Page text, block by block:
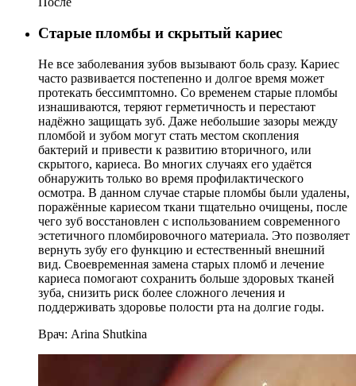
Старые пломбы и скрытый кариес
Не все заболевания зубов вызывают боль сразу. Кариес
часто развивается постепенно и долгое время может
протекать бессимптомно. Со временем старые пломбы
изнашиваются, теряют герметичность и перестают
надёжно защищать зуб. Даже небольшие зазоры между
пломбой и зубом могут стать местом скопления
бактерий и привести к развитию вторичного, или
скрытого, кариеса. Во многих случаях его удаётся
обнаружить только во время профилактического
осмотра. В данном случае старые пломбы были удалены,
поражённые кариесом ткани тщательно очищены, после
чего зуб восстановлен с использованием современного
эстетичного пломбировочного материала. Это позволяет
вернуть зубу его функцию и естественный внешний
вид. Своевременная замена старых пломб и лечение
кариеса помогают сохранить больше здоровых тканей
зуба, снизить риск более сложного лечения и
поддерживать здоровье полости рта на долгие годы.
Врач: Arina Shutkina